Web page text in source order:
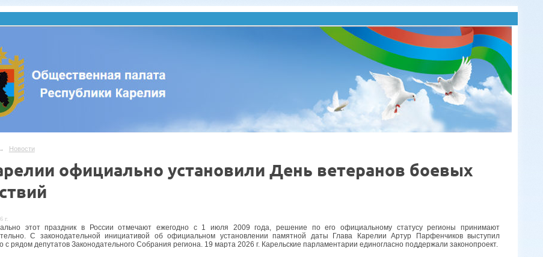
Новости
официально установили День ветеранов боевых
г.
этот праздник в России отмечают ежегодно с 1 июля 2009 года, решение по его официальному статусу регионы принимают
С законодательной инициативой об официальном установлении памятной даты Глава Карелии Артур Парфенчиков выступил
с рядом депутатов Законодательного Собрания региона. 19 марта 2026 г. Карельские парламентарии единогласно поддержали законопроект.